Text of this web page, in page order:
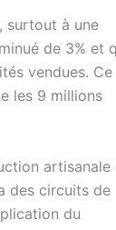
surtout à une
de 3% et
vendues. Ce
les 9 millions
artisanale
des circuits de
du